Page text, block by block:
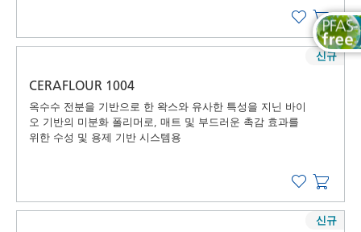
CERAFLOUR 1004
옥수수 전분을 기반으로 한 왁스와 유사한 특성을 지닌 바이
오 기반의 미분화 폴리머로, 매트 및 부드러운 촉감 효과를
위한 수성 및 용제 기반 시스템용
신규
신규